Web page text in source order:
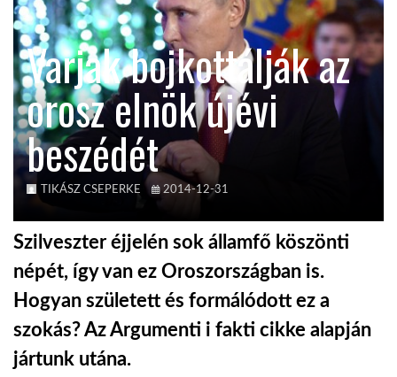
KÖZEL-KELET
AUSZTRÁLIA
A VILÁG ITTHON
GLOBOTV BP
HÍR3D
Varjak bojkottálják az
orosz elnök újévi
beszédét
TIKÁSZ CSEPERKE 2014-12-31
Szilveszter éjjelén sok államfő köszönti
népét, így van ez Oroszországban is.
Hogyan született és formálódott ez a
szokás? Az Argumenti i fakti cikke alapján
jártunk utána.